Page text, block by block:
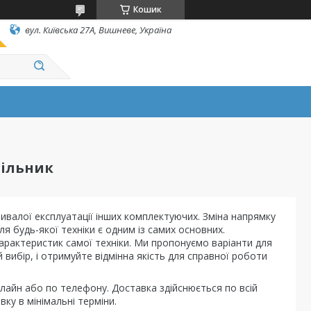
Кошик
вул. Київська 27А, Вишневе, Україна
експлуатації інших комплектуючих. Зміна напрямку
будь-якої техніки є одним із самих основних.
самої техніки. Ми пропонуємо варіанти для
вибір, і отримуйте відмінна якість для справної роботи
або по телефону. Доставка здійснюється по всій
в мінімальні терміни.